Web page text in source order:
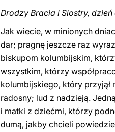
Drodzy Bracia i Siostry,
Jak wiecie, w minionych
dar; pragnę jeszcze raz
biskupom kolumbijskim,
wszystkim, którzy
kolumbijskiego, który przyjął
radosny; lud z nadzieją.
i matki z dziećmi, którzy
dumą, jakby chcieli